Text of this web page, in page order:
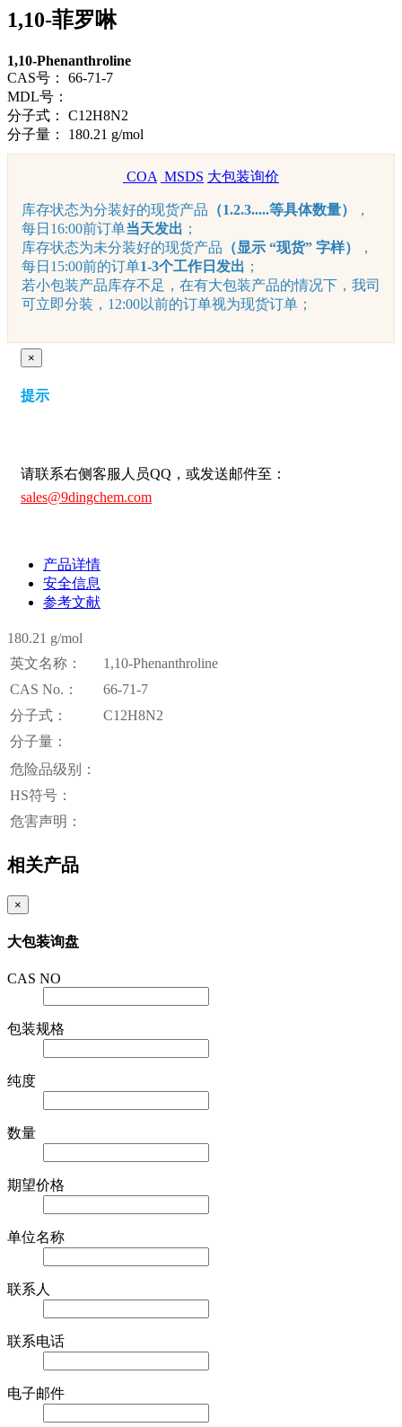
1,10-菲罗啉
1,10-Phenanthroline
CAS号：
66-71-7
MDL号：
分子式：
C12H8N2
分子量：
180.21 g/mol
COA MSDS 大包装询价
库存状态为分装好的现货产品 （1.2.3.....等具体数量）
，
每日16:00前订单当天发出 ；
库存状态为未分装好的现货产品 （显示 “现货” 字样）
，
每日15:00前的订单1-3个工作日发出 ；
若小包装产品库存不足，在有大包装产品的情况下，我司
可立即分装，12:00以前的订单视为现货订单；
×
提示
请联系右侧客服人员QQ，或发送邮件至：
sales@9dingchem.com
产品详情
安全信息
参考文献
180.21 g/mol
英文名称：
1,10-Phenanthroline
CAS No.：
66-71-7
分子式：
C12H8N2
分子量：
危险品级别：
HS符号：
危害声明：
相关产品
×
大包装询盘
CAS NO
包装规格
纯度
数量
期望价格
单位名称
联系人
联系电话
电子邮件